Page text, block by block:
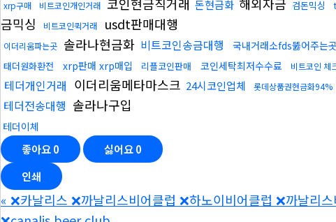
xrp구매 비트코인개인거래 돈현금화 검돈믹싱
금믹싱
비트코인퀵거래 usdt판매대행
이더리움파는곳 솔라나현금화 비트코인송금대행 국내거래소fds뚫어주는곳
태더원화환전 xrp판매 xrp매입 리플코인판매 코인세탁최저수수료 비트코인 체
테더개인거래 이더리움메타마스크 24시코인업체 롯데상품권현금화94%
테더전송대행 솔라나구입
테더이체
좋아요0 싫어요0
인쇄
« ❌카날리스 ❌까날리스비어클럽 ❌하노이비어클럽 ❌까날